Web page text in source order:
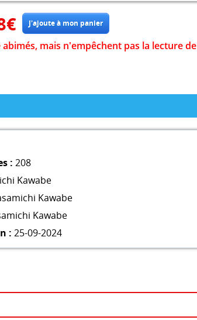
€
mais n'empêchent pas la lecture de
: 208
Kawabe
Kawabe
Kawabe
: 25-09-2024